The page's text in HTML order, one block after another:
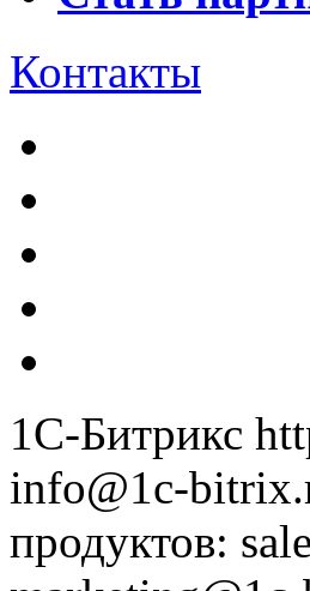
Контакты
1С-Битрикс
info@1c-
продуктов: